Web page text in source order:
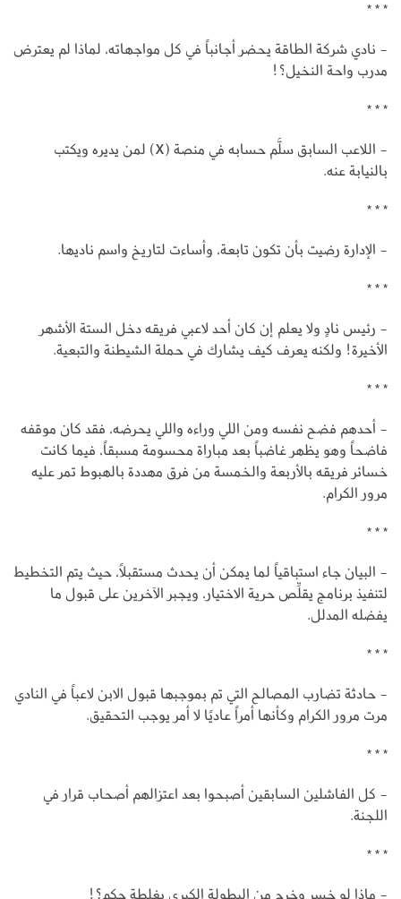
* * *
- نادي شركة الطاقة يحضر أجانباً في كل مواجهاته، لماذا لم يعترض
مدرب واحة النخيل؟!
* * *
- اللاعب السابق سلَّم حسابه في منصة (X) لمن يديره ويكتب
بالنيابة عنه.
* * *
- الإدارة رضيت بأن تكون تابعة، وأساءت لتاريخ واسم ناديها.
* * *
- رئيس نادٍ ولا يعلم إن كان أحد لاعبي فريقه دخل الستة الأشهر
الأخيرة! ولكنه يعرف كيف يشارك في حملة الشيطنة والتبعية.
* * *
- أحدهم فضح نفسه ومن اللي وراءه واللي يحرضه، فقد كان موقفه
فاضحاً وهو يظهر غاضباً بعد مباراة محسومة مسبقاً، فيما كانت
خسائر فريقه بالأربعة والخمسة من فرق مهددة بالهبوط تمر عليه
مرور الكرام.
* * *
- البيان جاء استباقياً لما يمكن أن يحدث مستقبلاً، حيث يتم التخطيط
لتنفيذ برنامج يقلِّص حرية الاختيار، ويجبر الآخرين على قبول ما
يفضله المدلل.
* * *
- حادثة تضارب المصالح التي تم بموجبها قبول الابن لاعباً في النادي
مرت مرور الكرام وكأنها أمراً عاديًا لا أمر يوجب التحقيق.
* * *
- كل الفاشلين السابقين أصبحوا بعد اعتزالهم أصحاب قرار في
اللجنة.
* * *
- ماذا لو خسر وخرج من البطولة الكبرى بغلطة حكم؟!